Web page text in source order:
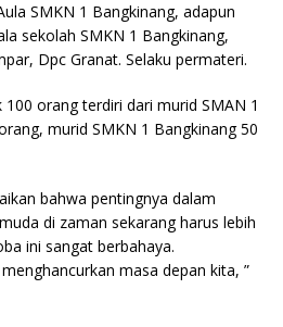
SMKN 1 Bangkinang, adapun
sekolah SMKN 1 Bangkinang,
Dpc Granat. Selaku permateri.
orang terdiri dari murid SMAN 1
murid SMKN 1 Bangkinang 50
bahwa pentingnya dalam
di zaman sekarang harus lebih
ini sangat berbahaya.
masa depan kita, ”